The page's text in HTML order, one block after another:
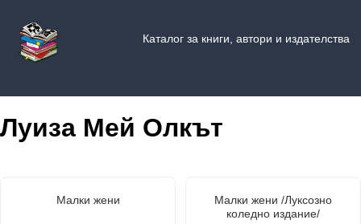
Каталог за книги, автори и издателства
Луиза Мей Олкът
Малки жени
Малки жени /Луксозно
коледно издание/